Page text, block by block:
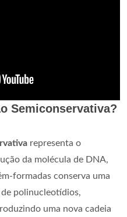
Semiconservativa?
representa o
da molécula de DNA,
formadas conserva uma
polinucleotídios,
uma nova cadeia